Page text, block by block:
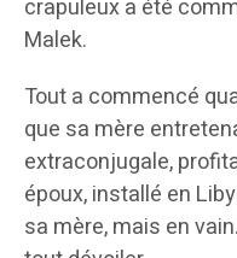
crapuleux a été
Malek.
Tout a commencé
que sa mère
extraconjugale,
époux, installé en
sa mère, mais en